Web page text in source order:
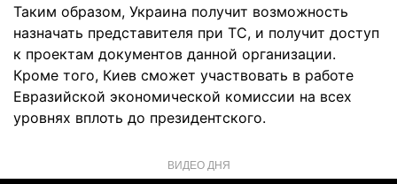
Таким образом, Украина получит возможность
назначать представителя при ТС, и получит доступ
к проектам документов данной организации.
Кроме того, Киев сможет участвовать в работе
Евразийской экономической комиссии на всех
уровнях вплоть до президентского.
ВИДЕО ДНЯ